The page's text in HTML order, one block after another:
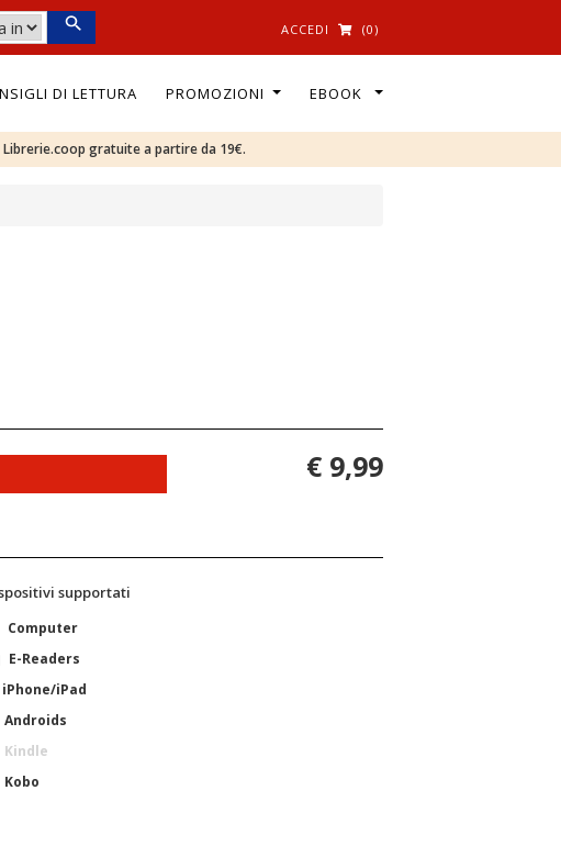
ACCEDI (0)
DI LETTURA PROMOZIONI EBOOK
gratuite a partire da 19€.
€ 9,99
supportati
Computer
E-Readers
iPhone/iPad
Androids
Kindle
Kobo